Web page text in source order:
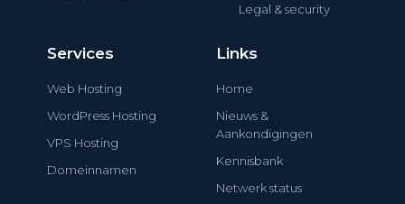
Legal & security
Services
Web Hosting
WordPress Hosting
VPS Hosting
Domeinnamen
Links
Home
Nieuws &
Aankondigingen
Kennisbank
Netwerk status